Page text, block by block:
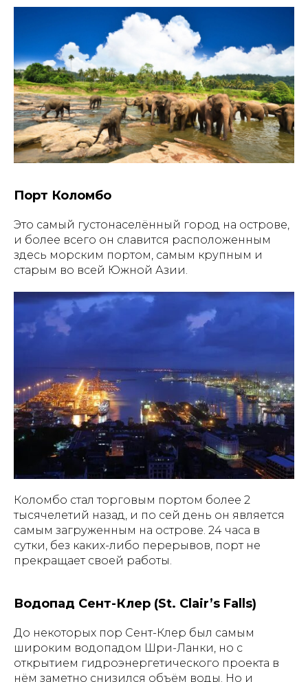
Порт Коломбо
Это самый густонаселённый город на острове,
и более всего он славится расположенным
здесь морским портом, самым крупным и
старым во всей Южной Азии.
Коломбо стал торговым портом более 2
тысячелетий назад, и по сей день он является
самым загруженным на острове. 24 часа в
сутки, без каких-либо перерывов, порт не
прекращает своей работы.
Водопад Сент-Клер (St. Clair’s Falls)
До некоторых пор Сент-Клер был самым
широким водопадом Шри-Ланки, но с
открытием гидроэнергетического проекта в
нём заметно снизился объём воды. Но и